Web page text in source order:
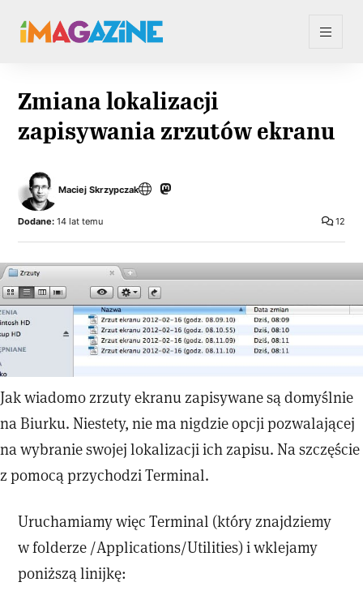
Zmiana lokalizacji
zapisywania zrzutów ekranu
Maciej Skrzypczak
12
Dodane: 14 lat temu
Jak wiadomo zrzuty ekranu zapisywane są domyślnie
na Biurku. Niestety, nie ma nigdzie opcji pozwalającej
na wybranie swojej lokalizacji ich zapisu. Na szczęście
z pomocą przychodzi Terminal.
Uruchamiamy więc Terminal (który znajdziemy
w folderze /Applications/Utilities) i wklejamy
poniższą linijkę: